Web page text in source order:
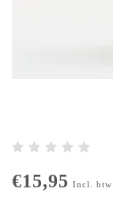
€15,95 Incl. btw